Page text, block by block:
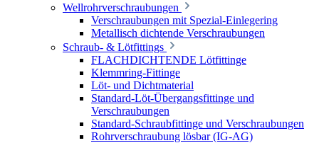
Wellrohrverschraubungen
Verschraubungen mit Spezial-Einlegering
Metallisch dichtende Verschraubungen
Schraub- & Lötfittings
FLACHDICHTENDE Lötfittinge
Klemmring-Fittinge
Löt- und Dichtmaterial
Standard-Löt-Übergangsfittinge und
Verschraubungen
Standard-Schraubfittinge und Verschraubungen
Rohrverschraubung lösbar (IG-AG)